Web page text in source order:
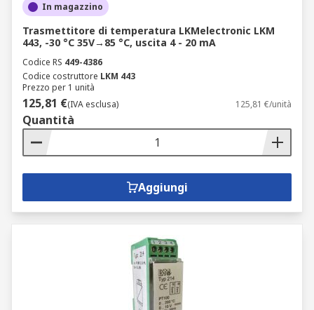
In magazzino
Trasmettitore di temperatura LKMelectronic LKM
443, -30 °C 35V→85 °C, uscita 4 - 20 mA
Codice RS 449-4386
Codice costruttore LKM 443
Prezzo per 1 unità
125,81 €(IVA esclusa) 125,81 €/unità
Quantità
Aggiungi